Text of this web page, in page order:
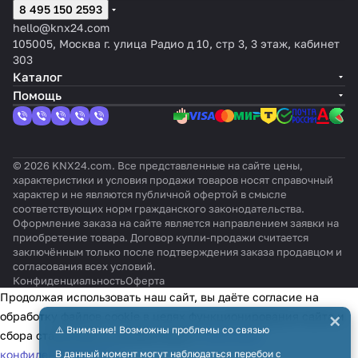
8 495 150 2593
hello@knx24.com
105005, Москва г. улица Радио д 10, стр 3, 3 этаж, кабинет
303
Каталог
Помощь
© 2026 KNX24.com. Все представленные на сайте цены,
характеристики и условия продажи товаров носят справочный
характер и не являются публичной офертой в смысле
соответствующих норм гражданского законодательства.
Оформление заказа на сайте является направлением заявки на
приобретение товара. Договор купли-продажи считается
заключённым только после подтверждения заказа продавцом и
согласования всех условий.
КонфиденциальностьОферта
⚠️ Внимание! Возможны проблемы со связью
В данный момент могут наблюдаться перебои с
×
Продолжая использовать наш сайт, вы даёте согласие на
обработку файлов cookie в целях функционирования сайта и
сбора статистики в соответствии сполитикой
конфиденциальности